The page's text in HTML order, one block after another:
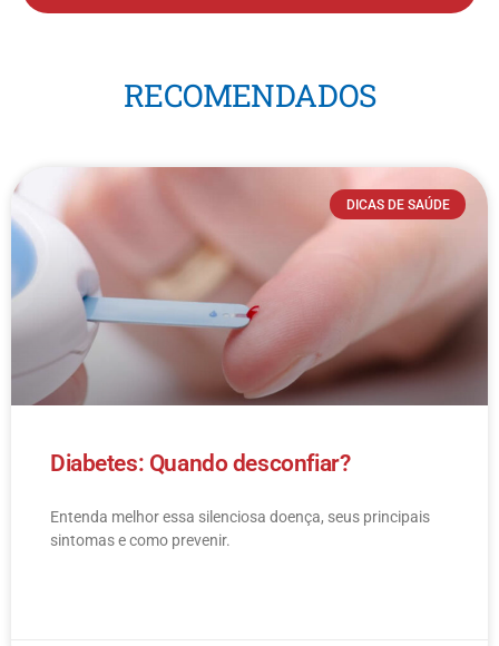
RECOMENDADOS
DICAS DE SAÚDE
Diabetes: Quando desconfiar?
Entenda melhor essa silenciosa doença, seus principais
sintomas e como prevenir.